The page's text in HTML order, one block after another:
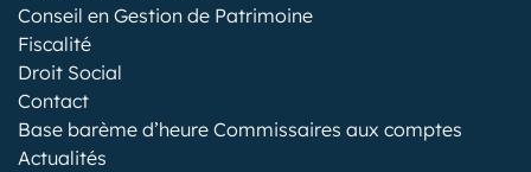
Conseil en Gestion de Patrimoine
Fiscalité
Droit Social
Contact
Base barème d’heure Commissaires aux comptes
Actualités